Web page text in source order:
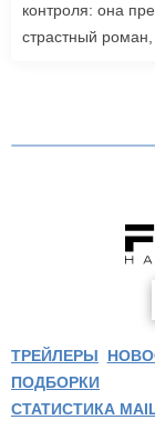
контроля: она
страстный
радикальную
выйдет в
ТРЕЙЛЕРЫ
ПОДБОРКИ
СТАТИСТИКА